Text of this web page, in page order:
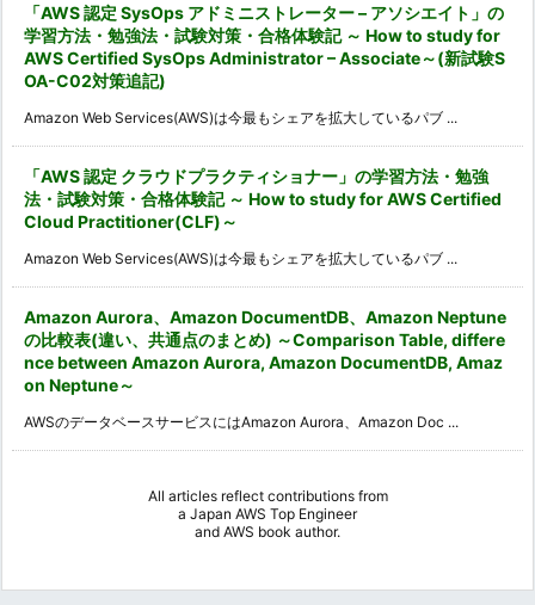
「AWS 認定 SysOps アドミニストレーター – アソシエイト」の
学習方法・勉強法・試験対策・合格体験記 ～ How to study for
AWS Certified SysOps Administrator – Associate～(新試験S
OA-C02対策追記)
Amazon Web Services(AWS)は今最もシェアを拡大しているパブ ...
「AWS 認定 クラウドプラクティショナー」の学習方法・勉強
法・試験対策・合格体験記 ～ How to study for AWS Certified
Cloud Practitioner(CLF)～
Amazon Web Services(AWS)は今最もシェアを拡大しているパブ ...
Amazon Aurora、Amazon DocumentDB、Amazon Neptune
の比較表(違い、共通点のまとめ) ～Comparison Table, differe
nce between Amazon Aurora, Amazon DocumentDB, Amaz
on Neptune～
AWSのデータベースサービスにはAmazon Aurora、Amazon Doc ...
All articles reflect contributions from
a Japan AWS Top Engineer
and AWS book author.